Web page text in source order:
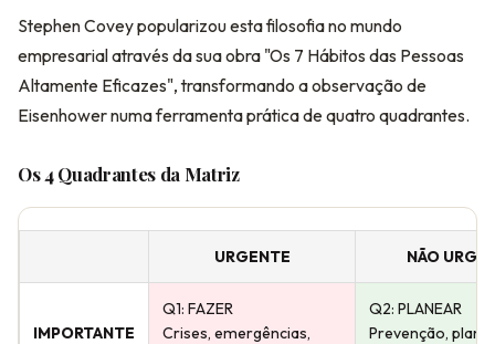
Stephen Covey popularizou esta filosofia no mundo
empresarial através da sua obra "Os 7 Hábitos das Pessoas
Altamente Eficazes", transformando a observação de
Eisenhower numa ferramenta prática de quatro quadrantes.
Os 4 Quadrantes da Matriz
URGENTE NÃO
IMPORTANTE
Q1: FAZER
Crises, emergências,
Q2: PLANEAR
Prevenção,